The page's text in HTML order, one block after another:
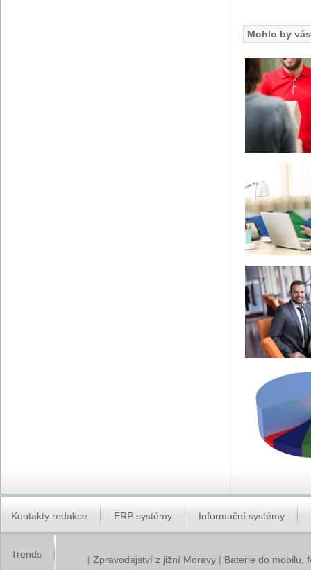
Mohlo by
Kontakty redakce ERP systémy Informační systémy
Trends | Zpravodajství z jižní Moravy| Baterie do mobilu,